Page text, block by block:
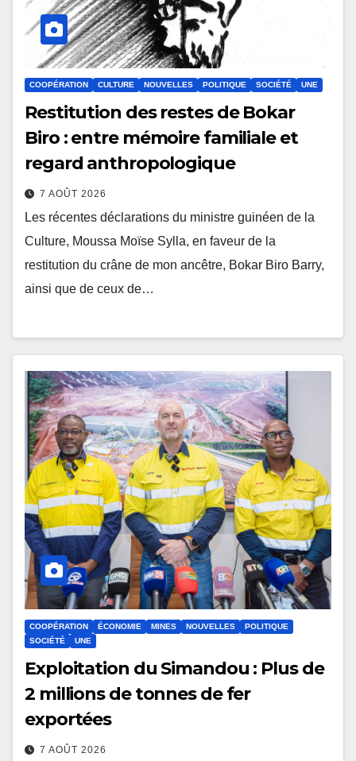
COOPÉRATION CULTURE NOUVELLES POLITIQUE SOCIÉTÉ UNE
Restitution des restes de Bokar
Biro : entre mémoire familiale et
regard anthropologique
7 AOÛT 2026
Les récentes déclarations du ministre guinéen de la
Culture, Moussa Moïse Sylla, en faveur de la
restitution du crâne de mon ancêtre, Bokar Biro Barry,
ainsi que de ceux de…
COOPÉRATION ÉCONOMIE MINES NOUVELLES
POLITIQUE
SOCIÉTÉ
UNE
Exploitation du Simandou : Plus de
2 millions de tonnes de fer
exportées
7 AOÛT 2026